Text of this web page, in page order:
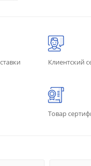
Клиентский
Товар